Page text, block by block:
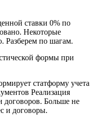
ставки 0% по
Некоторые
Разберем по шагам.
формы при
статформу учета
Реализация
договоров. Больше не
и договоры.